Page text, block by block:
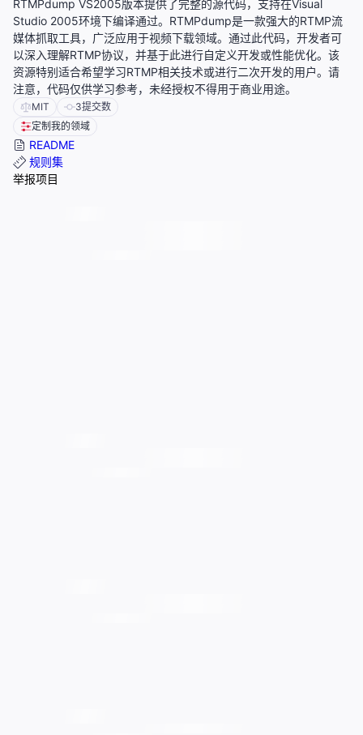
RTMPdump VS2005版本提供了完整的源代码，支持在Visual
Studio 2005环境下编译通过。RTMPdump是一款强大的RTMP流
媒体抓取工具，广泛应用于视频下载领域。通过此代码，开发者可
以深入理解RTMP协议，并基于此进行自定义开发或性能优化。该
资源特别适合希望学习RTMP相关技术或进行二次开发的用户。请
注意，代码仅供学习参考，未经授权不得用于商业用途。
MIT 3提交数
定制我的领域
README
规则集
举报项目